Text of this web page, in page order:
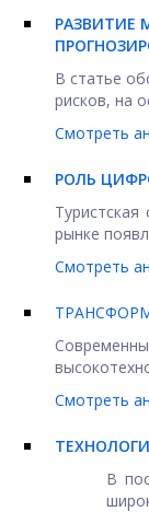
РАЗВИТИЕ
В статье
рисков, на
Смотреть
РОЛЬ
рынке
Смотреть
Смотреть
В